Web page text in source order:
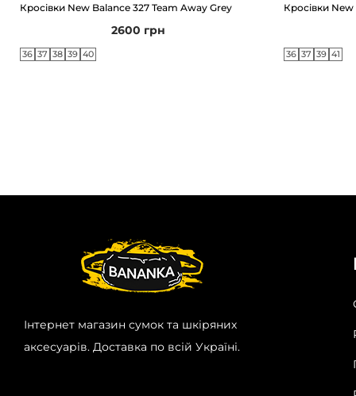
Кросівки New Balance 327 Team Away Grey
2600 грн
36 37 38 39 40
Кросівки
36 37 39 41
Інтернет магазин сумок та шкіряних
аксесуарів. Доставка по всій Україні.